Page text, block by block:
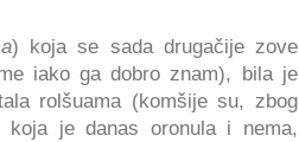
) koja se sada drugačije zove
iako ga dobro znam), bila je
rolšuama (komšije su, zbog
je danas oronula i nema,